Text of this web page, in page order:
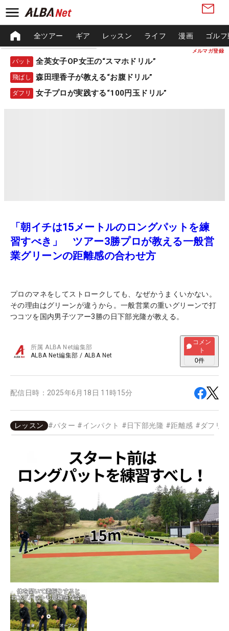
メルマガ登録
全ツアー ギア レッスン ライフ 漫画 ゴル
パット 全英女子OP女王の“スマホドリル”
飛ばし 森田理香子が教える“お腹ドリル”
ダフリ 女子プロが実践する“100円玉ドリル”
「朝イチは15メートルのロングパットを練
習すべき」 ツアー3勝プロが教える一般営
業グリーンの距離感の合わせ方
プロのマネをしてストロークしても、なぜかうまくいかない。
その理由はグリーンが違うから。一般営業の重いグリーンで打
つコツを国内男子ツアー3勝の日下部光隆が教える。
所属ALBA Net編集部
ALBA Net編集部 / ALBA Net
コメン
ト
0件
配信日時： 2025年6月18日 11時15分
レッスン #パター #インパクト #日下部光隆 #距離感 #ダフリ